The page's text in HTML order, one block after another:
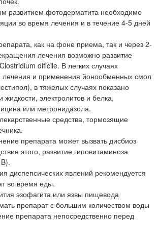
развитием фотодерматита необходимо
во время лечения и в течение 4-5 дней
как на фоне приема, так и через 2-
лечения возможно развитие
dificile. В легких случаях
лечения и применения йонообменных смол
в тяжелых случаях показано
электролитов и белка,
или метронидазола.
средства, тормозящие
препарата может вызвать дисбиоз
этого, развитие гиповитаминоза
диспепсических явлений рекомендуется
во время еды.
эзофагита или язвы пищевода
препарат с большим количеством воды
препарата непосредственно перед